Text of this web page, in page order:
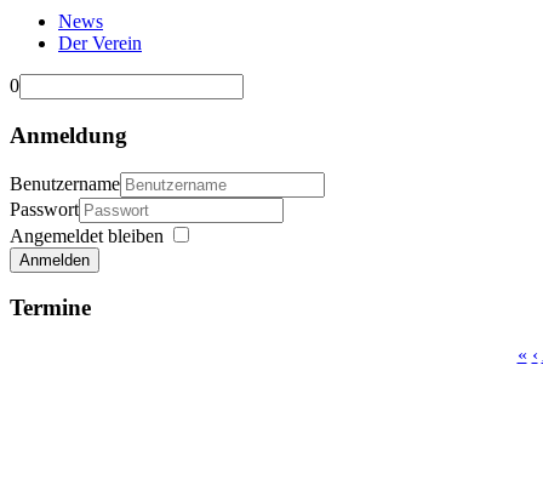
News
Der Verein
0
Anmeldung
Benutzername
Passwort
Angemeldet bleiben
Anmelden
Termine
« ‹